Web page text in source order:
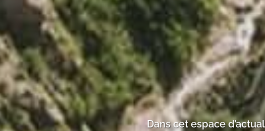
Dans cet espace